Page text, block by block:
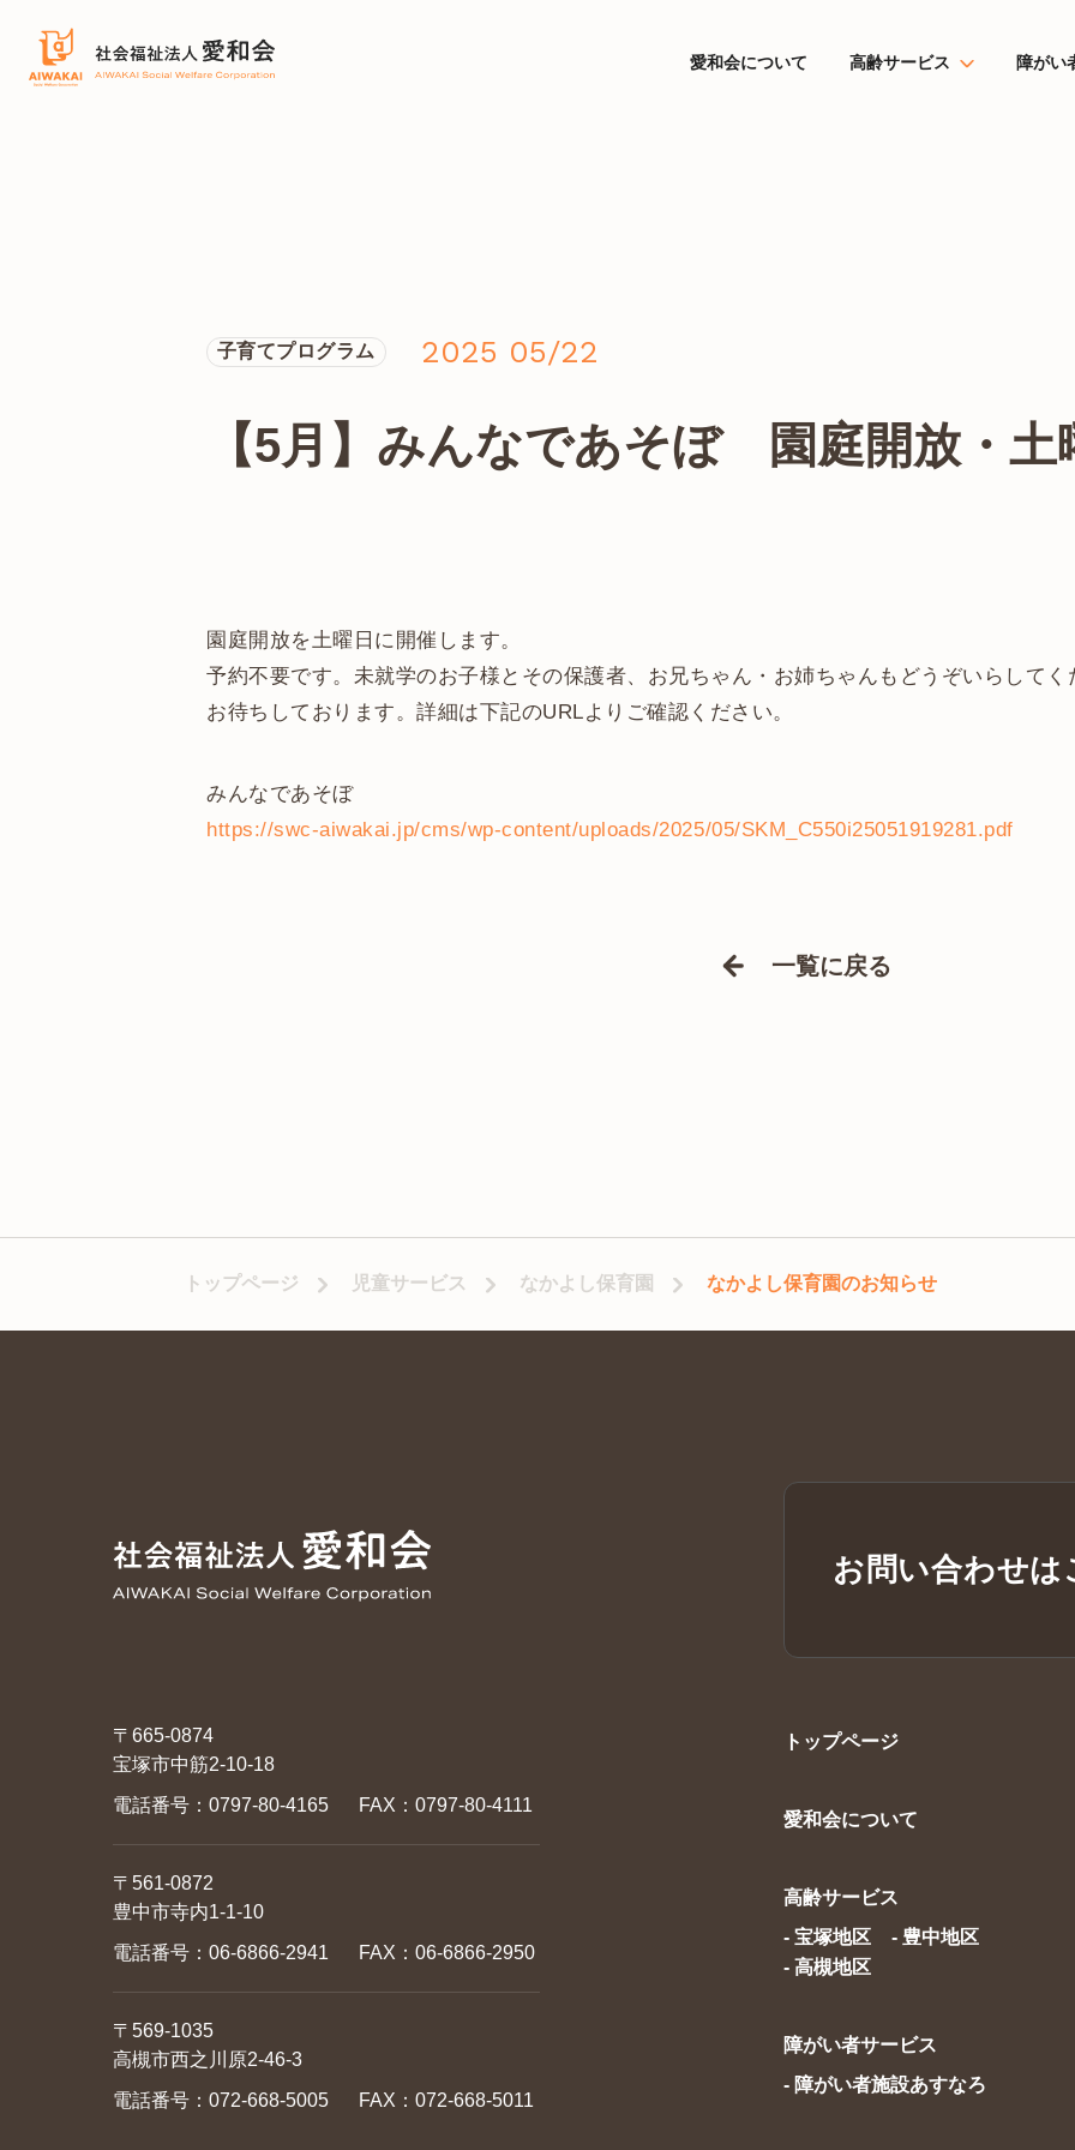
愛和会について 高齢サービス 障がい
子育てプログラム 2025 05/22
【5月】みんなであそぼ 園庭開放・土
園庭開放を土曜日に開催します。
予約不要です。未就学のお子様とその保護者、お兄ちゃん・お姉ちゃんもどうぞいらしてく
お待ちしております。詳細は下記のURLよりご確認ください。
みんなであそぼ
https://swc-aiwakai.jp/cms/wp-content/uploads/2025/05/SKM_C550i25051919281.pdf
一覧に戻る
トップページ 児童サービス なかよし保育園 なかよし保育園のお知らせ
お問い合わせは
トップページ
愛和会について
高齢サービス
- 宝塚地区
- 豊中地区
- 高槻地区
障がい者サービス
- 障がい者施設あすなろ
〒665-0874
宝塚市中筋2-10-18
電話番号：0797-80-4165 FAX：0797-80-4111
〒561-0872
豊中市寺内1-1-10
電話番号：06-6866-2941 FAX：06-6866-2950
〒569-1035
高槻市西之川原2-46-3
電話番号：072-668-5005 FAX：072-668-5011